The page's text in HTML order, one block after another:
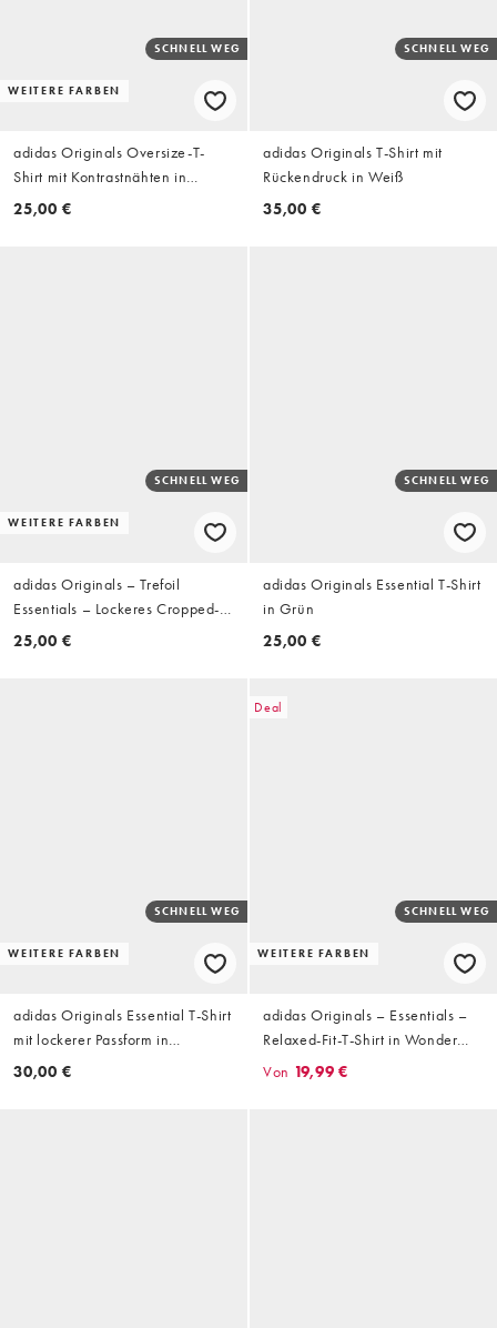
WEITERE FARBEN
SCHNELL WEG
adidas Originals Oversize-T-
Shirt mit Kontrastnähten in
Wollweiß
25,00 €
SCHNELL WEG
adidas Originals T-Shirt mit
Rückendruck in Weiß
35,00 €
WEITERE FARBEN
SCHNELL WEG
adidas Originals – Trefoil
Essentials – Lockeres Cropped-T-
Shirt in meliertem Hellblau
25,00 €
SCHNELL WEG
adidas Originals Essential T-Shirt
in Grün
25,00 €
WEITERE FARBEN
SCHNELL WEG
adidas Originals Essential T-Shirt
mit lockerer Passform in
verwaschenem Oliv
30,00 €
Deal
WEITERE FARBEN
SCHNELL WEG
adidas Originals – Essentials –
Relaxed-Fit-T-Shirt in Wonder
White
Von 19,99 €